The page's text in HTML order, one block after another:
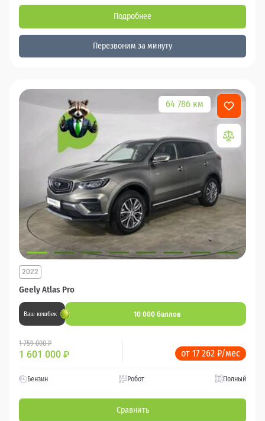
Подробнее
Перезвоним за минуту
64 786 км
Geely Atlas Pro
2022
Ваш кешбек 10 000 баллов
1 759 000 ₽
1 601 000 ₽ от 17 262 ₽/мес
Бензин Робот Полный
Сравнить